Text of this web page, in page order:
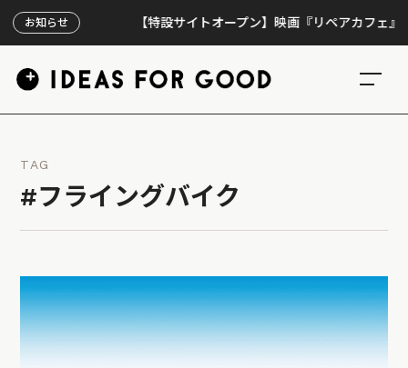
お知らせ 【特設サイトオープン】映画『リペアカフェ』、上
TAG
#フライングバイク